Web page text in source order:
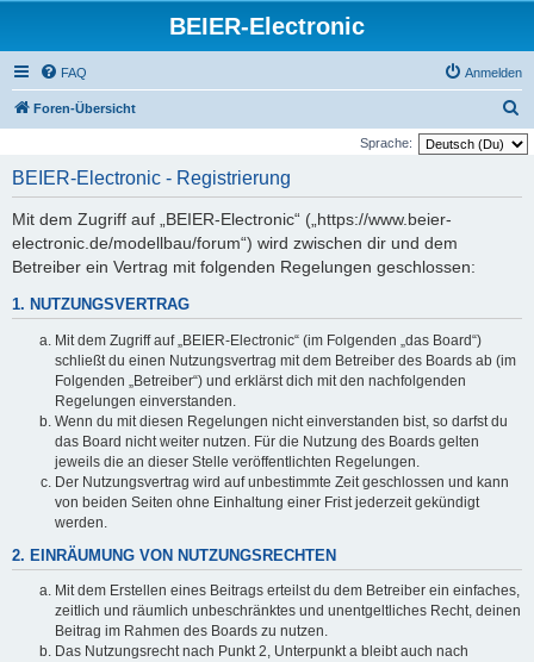
BEIER-Electronic
FAQ Anmelden
Foren-Übersicht
u
Sprache:
BEIER-Electronic - Registrierung
Mit dem Zugriff auf „BEIER-Electronic“ („https://www.beier-
electronic.de/modellbau/forum“) wird zwischen dir und dem
Betreiber ein Vertrag mit folgenden Regelungen geschlossen:
1. NUTZUNGSVERTRAG
Mit dem Zugriff auf „BEIER-Electronic“ (im Folgenden „das Board“)
schließt du einen Nutzungsvertrag mit dem Betreiber des Boards ab (im
Folgenden „Betreiber“) und erklärst dich mit den nachfolgenden
Regelungen einverstanden.
Wenn du mit diesen Regelungen nicht einverstanden bist, so darfst du
das Board nicht weiter nutzen. Für die Nutzung des Boards gelten
jeweils die an dieser Stelle veröffentlichten Regelungen.
Der Nutzungsvertrag wird auf unbestimmte Zeit geschlossen und kann
von beiden Seiten ohne Einhaltung einer Frist jederzeit gekündigt
werden.
2. EINRÄUMUNG VON NUTZUNGSRECHTEN
Mit dem Erstellen eines Beitrags erteilst du dem Betreiber ein einfaches,
zeitlich und räumlich unbeschränktes und unentgeltliches Recht, deinen
Beitrag im Rahmen des Boards zu nutzen.
Das Nutzungsrecht nach Punkt 2, Unterpunkt a bleibt auch nach